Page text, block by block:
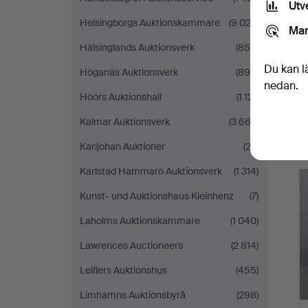
Helsingborgs Auktionskammare
(9 022)
Hälsinglands Auktionsverk
(854)
Höganäs Auktionsverk
(899)
Höörs Auktionshall
(1 121)
Kalmar Auktionsverk
(3 662)
Karljohan Auktioner
(22)
Karlstad Hammarö Auktionsverk
(1 314)
Kunst- und Auktionshaus Kleinhenz
(7)
Laholms Auktionskammare
(1 040)
Lawrences Auctioneers
(2 814)
Leiflers Auktionshus
(455)
Limhamns Auktionsbyrå
(298)
Du kan
nedan.